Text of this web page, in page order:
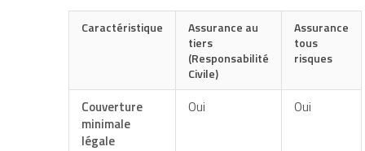
Caractéristique
Assurance au
tiers
(Responsabilité
Civile)
Assurance
tous
risques
Couverture
minimale
légale
Oui Oui